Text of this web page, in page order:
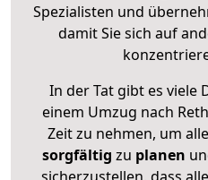
Spezialisten und
damit Sie sich auf
In der Tat gibt es viele
einem Umzug nach
Zeit zu nehmen, um
sorgfältig zu planen